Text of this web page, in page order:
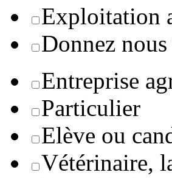
Exploitation
Donnez
Entreprise
Particulier
Elève ou
Vétérinaire,